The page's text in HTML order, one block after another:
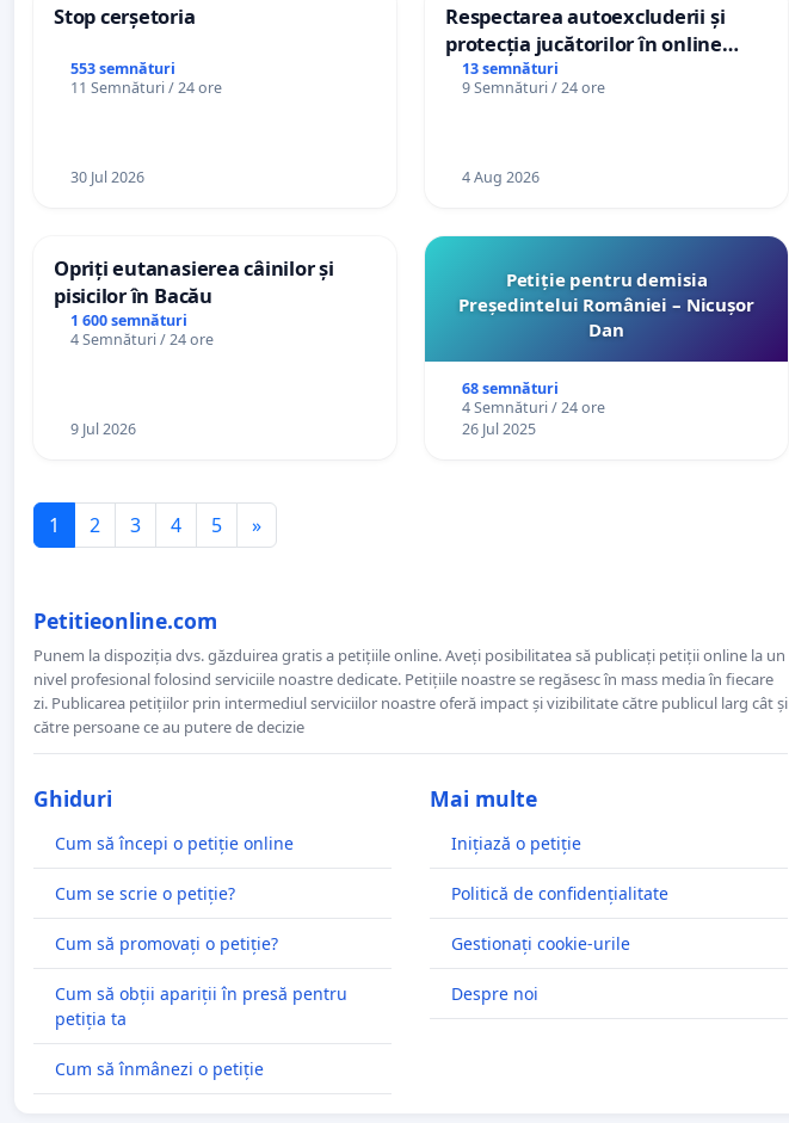
Stop cerșetoria
553 semnături
11 Semnături / 24 ore
30 Jul 2026
Respectarea autoexcluderii și
protecția jucătorilor în online
casino
13 semnături
9 Semnături / 24 ore
4 Aug 2026
Opriți eutanasierea câinilor și
pisicilor în Bacău
1 600 semnături
4 Semnături / 24 ore
9 Jul 2026
Petiție pentru demisia
Președintelui României – Nicușor
Dan
68 semnături
4 Semnături / 24 ore
26 Jul 2025
1 2 3 4 5 »
Petitieonline.com
Punem la dispoziția dvs. găzduirea gratis a petițiile online. Aveți posibilitatea să publicați petiții online la un
nivel profesional folosind serviciile noastre dedicate. Petițiile noastre se regăsesc în mass media în fiecare
zi. Publicarea petițiilor prin intermediul serviciilor noastre oferă impact și vizibilitate către publicul larg cât și
către persoane ce au putere de decizie
Ghiduri
Cum să începi o petiție online
Cum se scrie o petiție?
Cum să promovați o petiție?
Cum să obții apariții în presă pentru
petiția ta
Cum să înmânezi o petiție
Mai multe
Inițiază o petiție
Politică de confidențialitate
Gestionați cookie-urile
Despre noi